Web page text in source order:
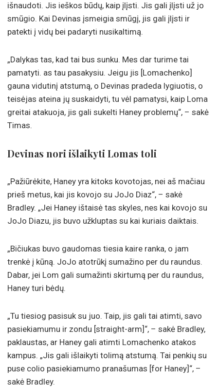
išnaudoti. Jis ieškos būdų, kaip įlįsti. Jis gali įlįsti už jo
smūgio. Kai Devinas įsmeigia smūgį, jis gali įlįsti ir
patekti į vidų bei padaryti nusikaltimą.
„Dalykas tas, kad tai bus sunku. Mes dar turime tai
pamatyti. as tau pasakysiu. Jeigu jis [Lomachenko]
gauna vidutinį atstumą, o Devinas pradeda lygiuotis, o
teisėjas ateina jų suskaidyti, tu vėl pamatysi, kaip Loma
greitai atakuoja, jis gali sukelti Haney problemų“, – sakė
Timas.
Devinas nori išlaikyti Lomas toli
„Pažiūrėkite, Haney yra kitoks kovotojas, nei aš mačiau
prieš metus, kai jis kovojo su JoJo Diaz“, – sakė
Bradley. „Jei Haney ištaisė tas skyles, nes kai kovojo su
JoJo Diazu, jis buvo užkluptas su kai kuriais daiktais.
„Bičiukas buvo gaudomas tiesia kaire ranka, o jam
trenkė į kūną. JoJo atotrūkį sumažino per du raundus.
Dabar, jei Lom gali sumažinti skirtumą per du raundus,
Haney turi bėdų.
„Tu tiesiog pasisuk su juo. Taip, jis gali tai atimti, savo
pasiekiamumu ir zondu [straight-arm]“, – sakė Bradley,
paklaustas, ar Haney gali atimti Lomachenko atakos
kampus. „Jis gali išlaikyti tolimą atstumą. Tai penkių su
puse colio pasiekiamumo pranašumas [for Haney]“, –
sakė Bradley.